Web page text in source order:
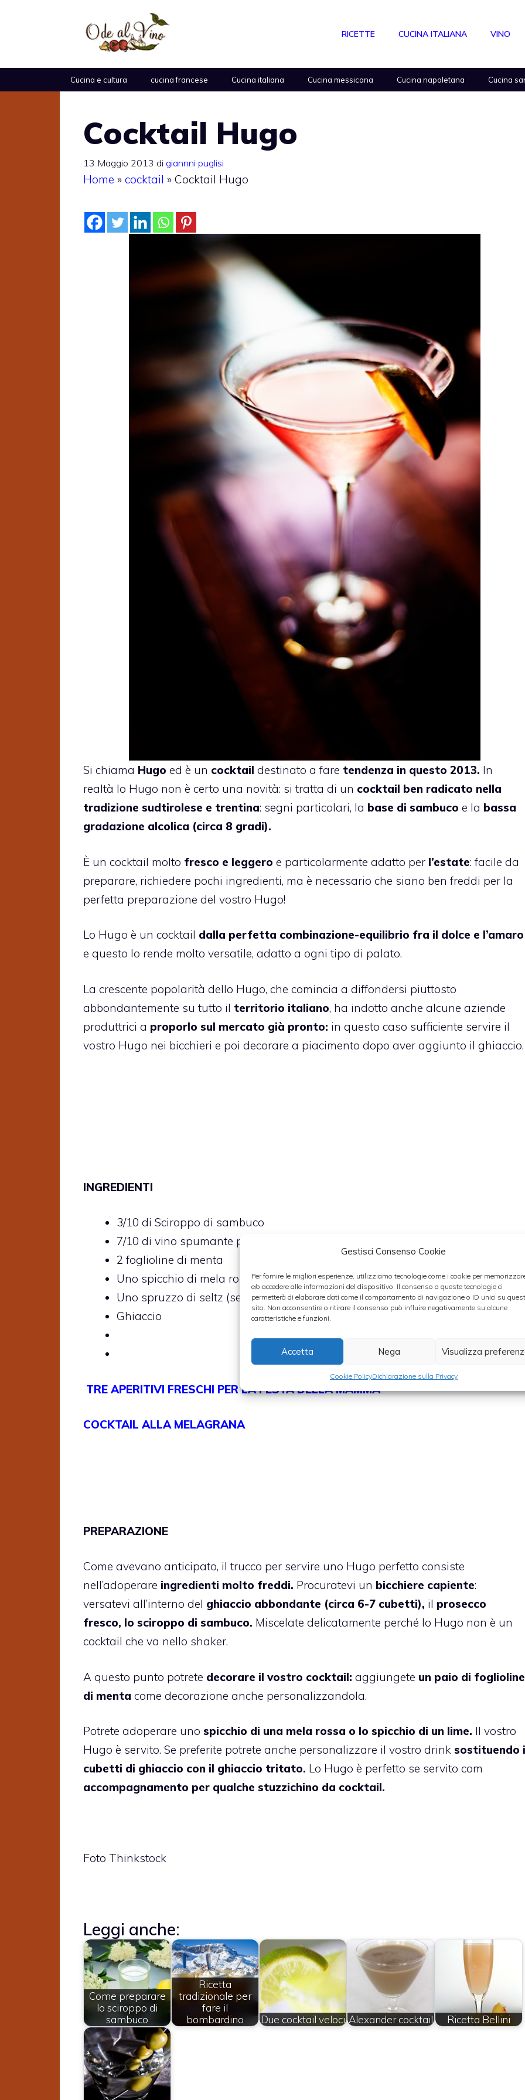
Gestisci Consenso Cookie
Per fornire le migliori esperienze, utilizziamo tecnologie come i cookie per
e/o accedere alle informazioni del dispositivo. Il consenso a queste tecnologie ci
permetterà di elaborare dati come il comportamento di navigazione o ID unici su
sito. Non acconsentire o ritirare il consenso può influire negativamente su alcune
caratteristiche e funzioni.
Accetta Nega Visualizza
Cookie PolicyDichiarazione sulla Privacy
RICETTE CUCINA ITALIANA VINO
Cucina e cultura cucina francese Cucina italiana Cucina messicana Cucina napoletana Cucina
Cocktail Hugo
13 Maggio 2013 di giannni puglisi
Home » cocktail » Cocktail Hugo
Si chiama Hugo ed è un cocktail destinato a fare tendenza in questo 2013. In
realtà lo Hugo non è certo una novità: si tratta di un cocktail ben radicato nella
tradizione sudtirolese e trentina: segni particolari, la base di sambuco e la bassa
gradazione alcolica (circa 8 gradi).
È un cocktail molto fresco e leggero e particolarmente adatto per l’estate: facile da
preparare, richiedere pochi ingredienti, ma è necessario che siano ben freddi per la
perfetta preparazione del vostro Hugo!
Lo Hugo è un cocktail dalla perfetta combinazione-equilibrio fra il dolce e l’amaro
e questo lo rende molto versatile, adatto a ogni tipo di palato.
La crescente popolarità dello Hugo, che comincia a diffondersi piuttosto
abbondantemente su tutto il territorio italiano, ha indotto anche alcune aziende
produttrici a proporlo sul mercato già pronto: in questo caso sufficiente servire il
vostro Hugo nei bicchieri e poi decorare a piacimento dopo aver aggiunto il ghiaccio.
INGREDIENTI
3/10 di Sciroppo di sambuco
7/10 di vino spumante prosecco
2 foglioline di menta
Uno spicchio di mela rossa o una buccia di limone
Uno spruzzo di seltz (se si vuole alleggerire il cocktail)
Ghiaccio
TRE APERITIVI FRESCHI PER LA FESTA DELLA MAMMA
COCKTAIL ALLA MELAGRANA
PREPARAZIONE
Come avevano anticipato, il trucco per servire uno Hugo perfetto consiste
nell’adoperare ingredienti molto freddi. Procuratevi un bicchiere capiente:
versatevi all’interno del ghiaccio abbondante (circa 6-7 cubetti), il prosecco
fresco, lo sciroppo di sambuco. Miscelate delicatamente perché lo Hugo non è un
cocktail che va nello shaker.
A questo punto potrete decorare il vostro cocktail: aggiungete un paio di foglioline
di menta come decorazione anche personalizzandola.
Potrete adoperare uno spicchio di una mela rossa o lo spicchio di un lime. Il vostro
Hugo è servito. Se preferite potrete anche personalizzare il vostro drink sostituendo i
cubetti di ghiaccio con il ghiaccio tritato. Lo Hugo è perfetto se servito com
accompagnamento per qualche stuzzichino da cocktail.
Foto Thinkstock
Leggi anche:
Come preparare
lo sciroppo di
sambuco
Ricetta
tradizionale per
fare il
bombardino
Due cocktail veloci Alexander cocktail Ricetta Bellini